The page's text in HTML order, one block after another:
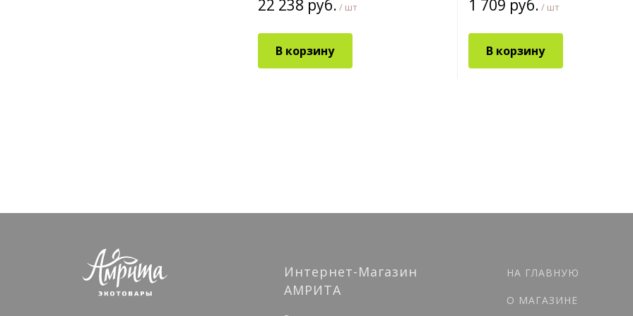
22 238 руб. / шт
В корзину
1 709 руб. / шт
В корзину
Интернет-Магазин
АМРИТА
НА ГЛАВНУЮ
О МАГАЗИНЕ